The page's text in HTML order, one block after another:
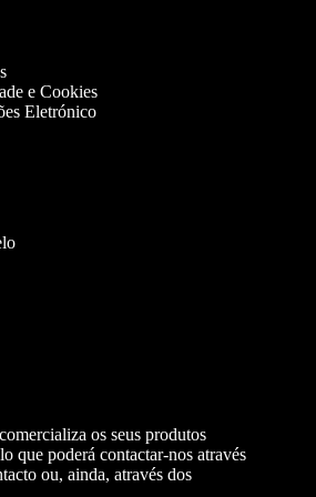
e Cookies
Eletrónico
comercializa os seus produtos
que poderá contactar-nos através
ou, ainda, através dos